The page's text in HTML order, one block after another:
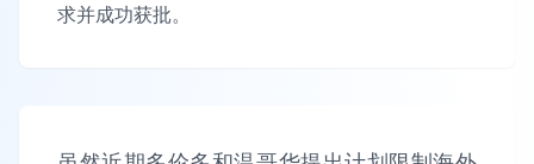
求并成功获批。